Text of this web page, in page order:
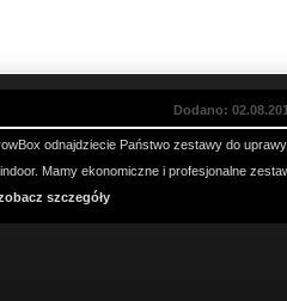
Dodano:
odnajdziecie Państwo zestawy do uprawy
Mamy ekonomiczne i profesjonalne
szczegóły